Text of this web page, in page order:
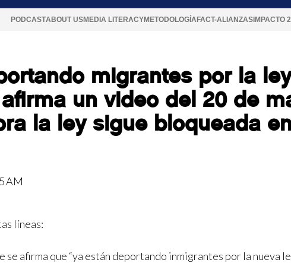
PODCASTABOUT USMEDIA LITERACYMETODOLOGÍA FACT-ALIANZASIMPACTO
migrantes por la
un video del 20 de
la ley sigue bloqueada
AM
líneas:
se afirma que “ya están deportando inmigrantes por la nueva